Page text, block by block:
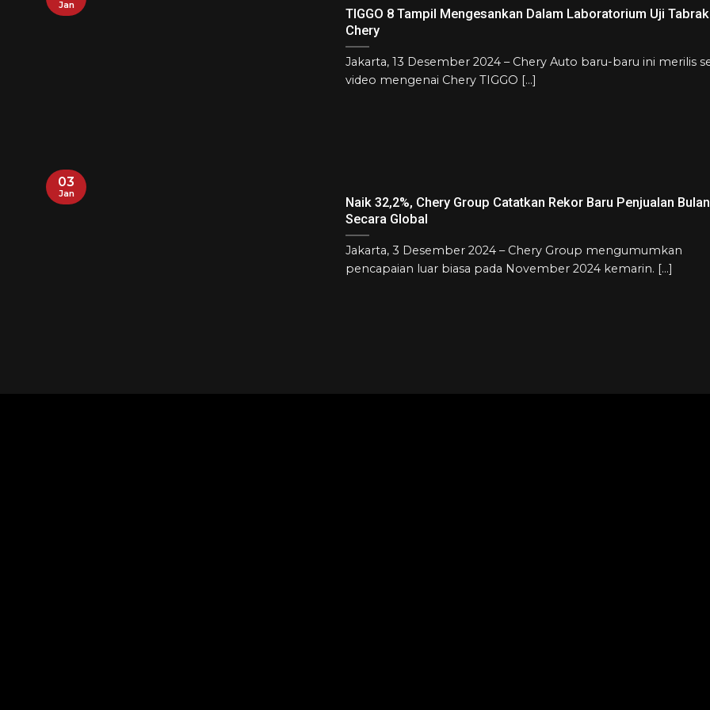
TIGGO 8 Tampil Mengesankan Dalam Laboratorium Uji
Chery
Jakarta, 13 Desember 2024 – Chery Auto baru-baru ini merilis
video mengenai Chery TIGGO [...]
Jan
Naik 32,2%, Chery Group Catatkan Rekor Baru Penjualan
Secara Global
Jakarta, 3 Desember 2024 – Chery Group mengumumkan
pencapaian luar biasa pada November 2024 kemarin. [...]
03
Jan